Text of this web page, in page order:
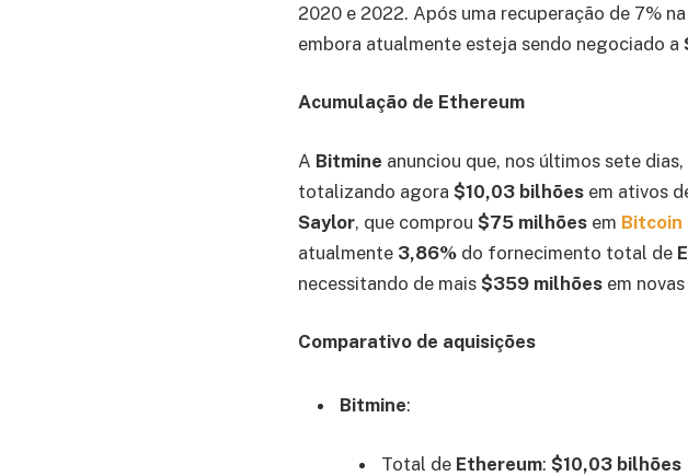
2020 e 2022. Após uma recuperação de 7%
embora atualmente esteja sendo negociado a
Acumulação de Ethereum
A Bitmine anunciou que, nos últimos sete
totalizando agora $10,03 bilhões em ativos
Saylor, que comprou $75 milhões em Bitcoin
atualmente 3,86% do fornecimento total de
necessitando de mais $359 milhões em
Comparativo de aquisições
Bitmine:
Total de Ethereum: $10,03 bilhões